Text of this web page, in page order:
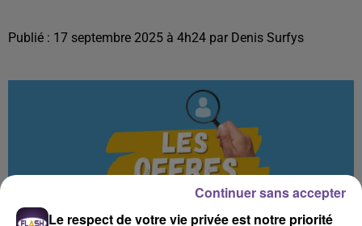
Publié : 17 septembre 2025 à 4h24 par Denis Surfys
Le respect de votre vie privée est notre priorité
Continuer sans accepter